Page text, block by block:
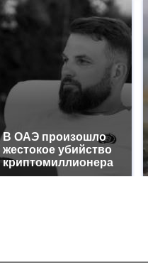
В ОАЭ произошло
жестокое убийство
криптомиллионера